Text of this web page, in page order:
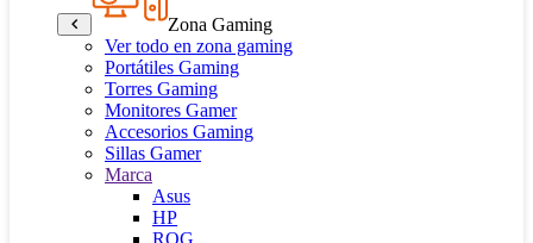
Zona Gaming
Ver todo en zona gaming
Portátiles Gaming
Torres Gaming
Monitores Gamer
Accesorios Gaming
Sillas Gamer
Marca
Asus
HP
ROG